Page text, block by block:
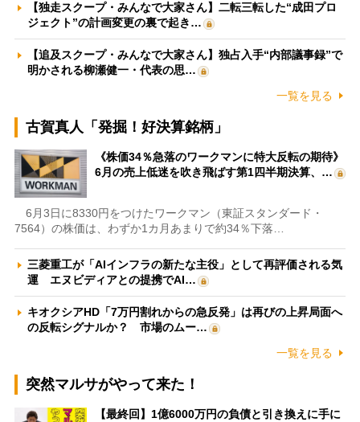
【独走スクープ・みんなで大家さん】二転三転した“成田プロ
ジェクト”の計画変更の裏で起き…
【追及スクープ・みんなで大家さん】独占入手“内部議事録”で
明かされる柳瀬健一・代表の思…
一覧を見る
古賀真人「発掘！好決算銘柄」
《株価34％急落のワークマンに特大反転の期待》
6月の売上低迷を吹き飛ばす第1四半期決算、…
6月3日に8330円をつけたワークマン（東証スタンダード・
7564）の株価は、わずか1カ月あまりで約34％下落…
三菱重工が「AIインフラの新たな主役」として再評価される気
運 エヌビディアとの提携でAI…
キオクシアHD「7万円割れからの急反発」は再びの上昇局面へ
の反転シグナルか？ 市場のムー…
一覧を見る
突然マルサがやって来た！
【最終回】1億6000万円の負債と引き換えに手に